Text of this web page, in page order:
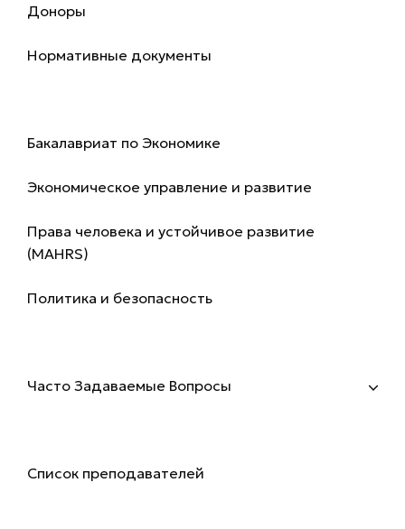
Доноры
Нормативные документы
Бакалавриат по Экономике
Экономическое управление и развитие
Права человека и устойчивое развитие
(MAHRS)
Политика и безопасность
Часто Задаваемые Вопросы
Список преподавателей